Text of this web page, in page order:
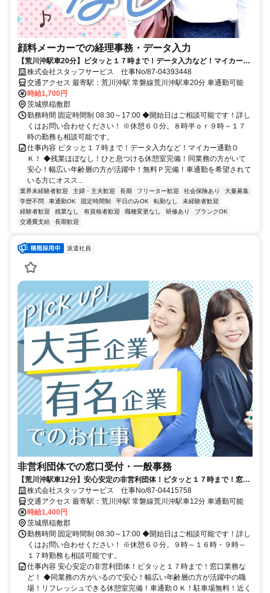
顔料メーカーでの経理事務・データ入力
【荒川沖駅車20分】ピタッと１７時まで！データ入力など！マイカー通
勤ＯＫ！ 直接雇用実績あり！
株式会社スタッフサービス 仕事No/87-04393448
交通アクセス 最寄駅：荒川沖駅 常磐線荒川沖駅車20分 車通勤可能
時給1,700円
茨城県稲敷郡
勤務時間 固定時間制 08:30～17:00 ◆開始日はご相談可能です！詳し
くはお問い合わせください！ ※休憩６０分。８時半ｏｒ９時～１７
時の勤務も相談可能です。
仕事内容 ピタッと１７時まで！データ入力など！マイカー通勤Ｏ
Ｋ！ ◆残業ほぼなし！ひと息つける休憩室完備！同業務の方がいて
安心！幅広い年齢層の方が活躍中！無料Ｐ完備！車通勤を希望されて
いる方にオスス...
業界未経験者歓迎 主婦・主夫歓迎 長期 フリーター歓迎 社会保険あり
大量募集
学歴不問
車通勤OK 固定時間制 平日のみOK 転勤なし
未経験者歓迎
経験者歓迎
残業なし 有資格者歓迎 職種変更なし 研修あり
ブランクOK
交通費支給
長期歓迎
派遣社員
非営利団体での窓口受付・一般事務
【荒川沖駅車12分】安心安定の非営利団体！ピタッと１７時まで！窓口
業務など！
株式会社スタッフサービス 仕事No/87-04415758
交通アクセス 最寄駅：荒川沖駅 常磐線荒川沖駅車12分 車通勤可能
時給1,400円
茨城県稲敷郡
勤務時間 固定時間制 08:30～17:00 ◆開始日はご相談可能です！詳し
くはお問い合わせください！ ※休憩６０分。９時～１６時・９時～
１７時勤務も相談可能です。
仕事内容 安心安定の非営利団体！ピタッと１７時まで！窓口業務な
ど！ ◆同業務の方がいるので安心！幅広い年齢層の方が活躍中の職
場！リフレッシュできる休憩室完備！車通勤ＯＫ！駐車場無料！近く